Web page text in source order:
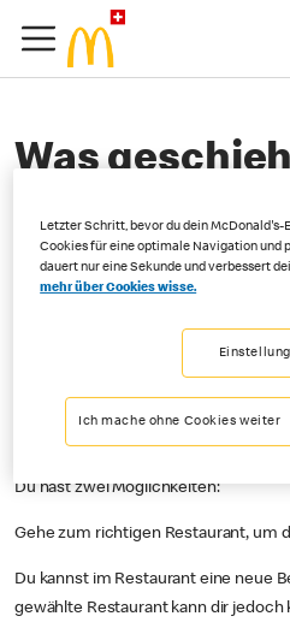
Was
in ein anderes
Restaurant
das ich für
Bestellung
ausgewählt
Du hast zwei Möglichkeiten:
Gehe zum richtigen Restaurant, um
Du kannst im Restaurant eine neue
gewählte Restaurant kann dir
Letzter Schritt, bevor du dein
Cookies für eine optimale Navigation und
dauert nur eine Sekunde und verbessert
mehr über Cookies wisse.
Ich mache ohne Cookies weiter